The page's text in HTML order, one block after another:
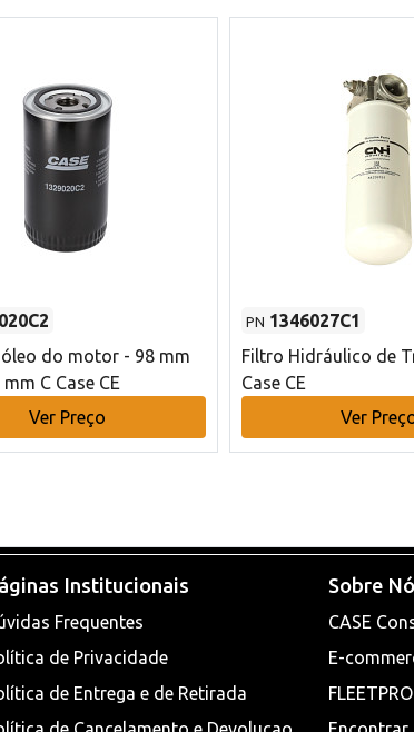
do motor - 98 mm
C Case CE
Ver Preço
PN 1346027C1
Filtro Hidráulico de
Case CE
Ver
Institucionais
Frequentes
de Privacidade
de Entrega e de Retirada
Sobre
CASE
E-
FLEETPRO